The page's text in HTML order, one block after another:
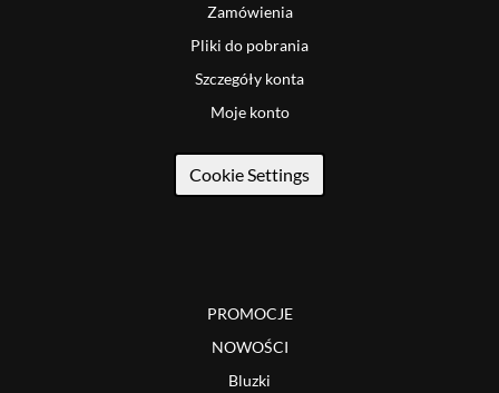
Zamówienia
Pliki do pobrania
Szczegóły konta
Moje konto
Cookie Settings
PROMOCJE
NOWOŚCI
Bluzki